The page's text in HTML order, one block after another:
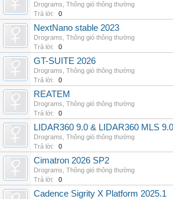
Drograms Thông gió thông thường
Trả lời:
0
NextNano stable 2023
Drograms Thông gió thông thường
Trả lời:
0
GT-SUITE 2026
Drograms Thông gió thông thường
Trả lời:
0
REATEM
Drograms Thông gió thông thường
Trả lời:
0
LIDAR360 9.0 & LIDAR360 MLS 9.0
Drograms Thông gió thông thường
Trả lời:
0
Cimatron 2026 SP2
Drograms Thông gió thông thường
Trả lời:
0
Cadence Sigrity X Platform 2025.1